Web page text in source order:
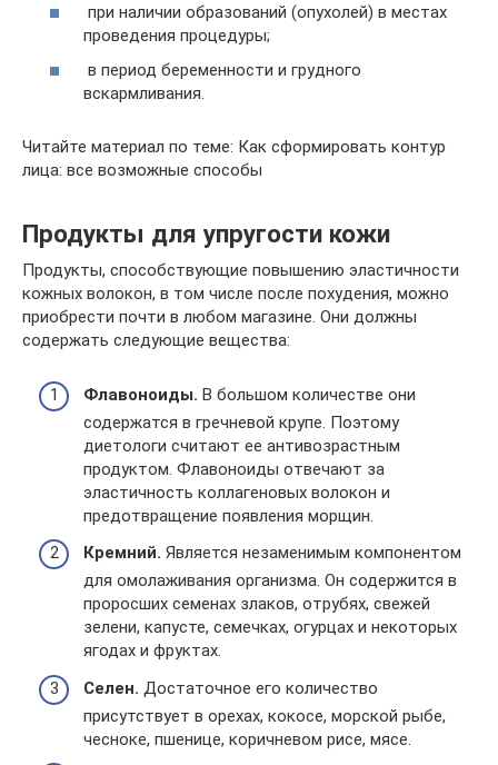
при наличии образований (опухолей) в местах
проведения процедуры;
в период беременности и грудного
вскармливания.
Читайте материал по теме: Как сформировать контур
лица: все возможные способы
Продукты для упругости кожи
Продукты, способствующие повышению эластичности
кожных волокон, в том числе после похудения, можно
приобрести почти в любом магазине. Они должны
содержать следующие вещества:
Флавоноиды. В большом количестве они
содержатся в гречневой крупе. Поэтому
диетологи считают ее антивозрастным
продуктом. Флавоноиды отвечают за
эластичность коллагеновых волокон и
предотвращение появления морщин.
Кремний. Является незаменимым компонентом
для омолаживания организма. Он содержится в
проросших семенах злаков, отрубях, свежей
зелени, капусте, семечках, огурцах и некоторых
ягодах и фруктах.
Селен. Достаточное его количество
присутствует в орехах, кокосе, морской рыбе,
чесноке, пшенице, коричневом рисе, мясе.